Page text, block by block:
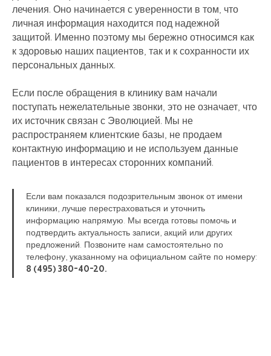
лечения. Оно начинается с уверенности в том, что
личная информация находится под надежной
защитой. Именно поэтому мы бережно относимся как
к здоровью наших пациентов, так и к сохранности их
персональных данных.
Если после обращения в клинику вам начали
поступать нежелательные звонки, это не означает, что
их источник связан с Эволюцией. Мы не
распространяем клиентские базы, не продаем
контактную информацию и не используем данные
пациентов в интересах сторонних компаний.
Если вам показался подозрительным звонок от имени
клиники, лучше перестраховаться и уточнить
информацию напрямую. Мы всегда готовы помочь и
подтвердить актуальность записи, акций или других
предложений. Позвоните нам самостоятельно по
телефону, указанному на официальном сайте по номеру:
8 (495) 380-40-20.